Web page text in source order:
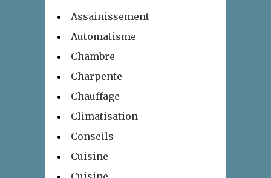
Assainissement
Automatisme
Chambre
Charpente
Chauffage
Climatisation
Conseils
Cuisine